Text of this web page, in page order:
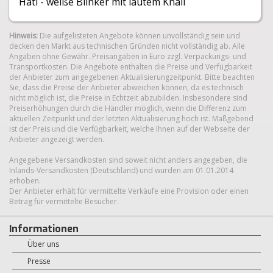
Hinweis: Die aufgelisteten Angebote können unvollständig sein und
decken den Markt aus technischen Gründen nicht vollständig ab. Alle
Angaben ohne Gewähr. Preisangaben in Euro zzgl. Verpackungs- und
Transportkosten. Die Angebote enthalten die Preise und Verfügbarkeit
der Anbieter zum angegebenen Aktualisierungzeitpunkt. Bitte beachten
Sie, dass die Preise der Anbieter abweichen können, da es technisch
nicht möglich ist, die Preise in Echtzeit abzubilden. Insbesondere sind
Preiserhöhungen durch die Händler möglich, wenn die Differenz zum
aktuellen Zeitpunkt und der letzten Aktualisierung hoch ist. Maßgebend
ist der Preis und die Verfügbarkeit, welche Ihnen auf der Webseite der
Anbieter angezeigt werden.
Angegebene Versandkosten sind soweit nicht anders angegeben, die
Inlands-Versandkosten (Deutschland) und wurden am 01.01.2014
erhoben.
Der Anbieter erhält für vermittelte Verkäufe eine Provision oder einen
Betrag für vermittelte Besucher.
Informationen
Über uns
Presse